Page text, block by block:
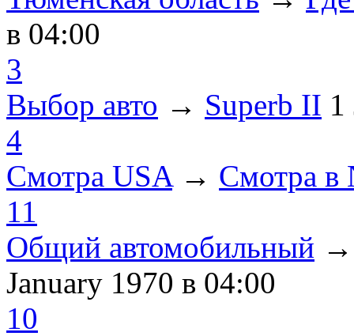
в 04:00
3
Выбор авто → Superb II
4
Смотра USA→ Смотра в
11
Общий автомобильный
January 1970 в 04:00
10